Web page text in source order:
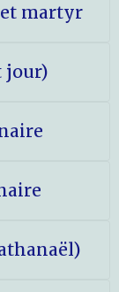
martyr
jour)